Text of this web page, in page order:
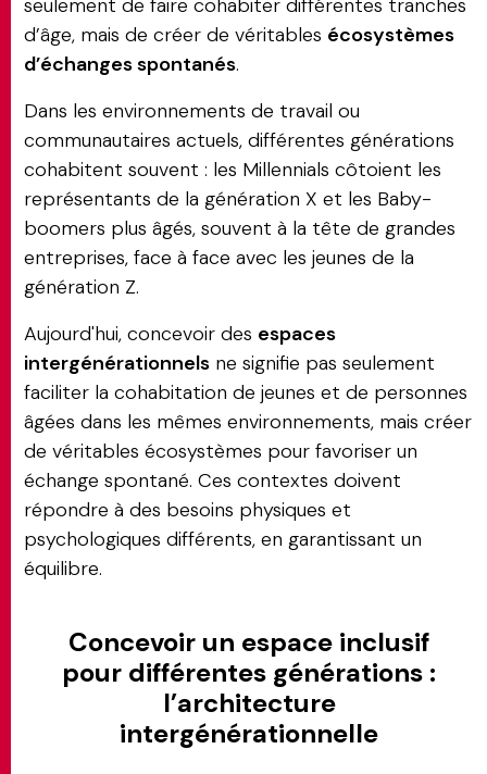
seulement de faire cohabiter différentes tranches
d’âge, mais de créer de véritables écosystèmes
d’échanges spontanés.
Dans les environnements de travail ou
communautaires actuels, différentes générations
cohabitent souvent : les Millennials côtoient les
représentants de la génération X et les Baby-
boomers plus âgés, souvent à la tête de grandes
entreprises, face à face avec les jeunes de la
génération Z.
Aujourd'hui, concevoir des espaces
intergénérationnels ne signifie pas seulement
faciliter la cohabitation de jeunes et de personnes
âgées dans les mêmes environnements, mais créer
de véritables écosystèmes pour favoriser un
échange spontané. Ces contextes doivent
répondre à des besoins physiques et
psychologiques différents, en garantissant un
équilibre.
Concevoir un espace inclusif
pour différentes générations :
l’architecture
intergénérationnelle